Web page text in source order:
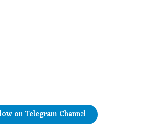
on Telegram Channel